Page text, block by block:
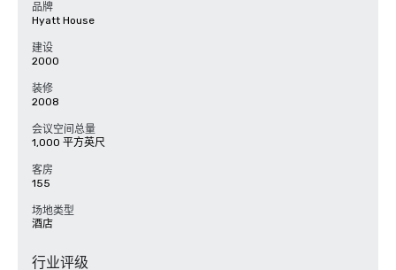
品牌
Hyatt House
建设
2000
装修
2008
会议空间总量
1,000 平方英尺
客房
155
场地类型
酒店
行业评级